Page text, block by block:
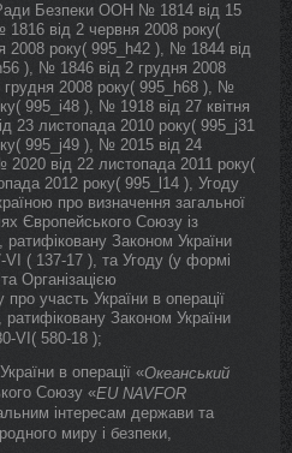
Безпеки ООН № 1814 від 15
від 2 червня 2008 року(
2008 року( 995_h42 ), № 1844 від
), № 1846 від 2 грудня 2008
2008 року( 995_h68 ), №
995_i48 ), № 1918 від 27 квітня
23 листопада 2010 року( 995_j31
995_j49 ), № 2015 від 24
від 22 листопада 2011 року(
2012 року( 995_l14 ), Угоду
про визначення загальної
Європейського Союзу із
Законом України
( 137-17 ), та Угоду (у формі
Організацією
про участь України в операції
ратифіковану Законом України
VI( 580-18 );
в операції «Океанський
Союзу «EU NAVFOR
інтересам держави та
миру і безпеки,